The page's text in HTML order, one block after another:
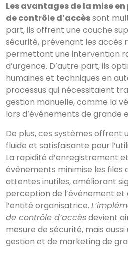
Les avantages de la mise
de contrôle d’accèssont
part, ils offrent une couche
sécurité, prévenant les accès
permettant une intervention
d’urgence. D’autre part, ils
humaines et techniques en
processus qui nécessitaient
gestion manuelle, comme la
lors d’événements de grande
De plus, ces systèmes offrent
fluide et satisfaisante pour
La rapidité d’enregistrement
événements minimise les files
attentes inutiles, améliorant
perception de l’événement et
l’entité organisatrice.
de contrôle d’accèsdevient
mesure de sécurité, mais
gestion et de marketing de